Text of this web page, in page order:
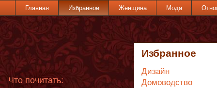
Главная Избранное Женщина Мода
Избранное
Дизайн
Домоводство
Что почитать: